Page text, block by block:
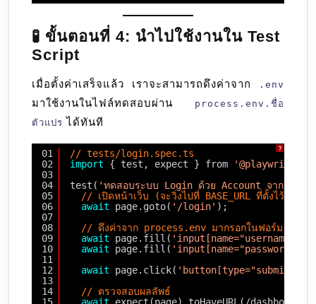
🧪 ขั้นตอนที่ 4: นำไปใช้งานใน Test
Script
เมื่อตั้งค่าเสร็จแล้ว เราจะสามารถดึงค่าจาก .env
มาใช้งานในไฟล์ทดสอบผ่าน
process.env.ชื่อ
ตัวแปร ได้ทันที
?
01
02
03
04
05
06
07
08
09
10
11
12
13
14
// tests/login.spec.ts
import
{ test, expect } from
'@playwright/
test( 'ทดสอบระบบ Login ด้วย Account จาก
// เปิดหน้าเว็บ (จะวิ่งไปที่ BASE_URL ที่ตั้งไว้ใน
await
page.goto( '/login' );
// ดึงค่าจาก process.env มากรอกในฟอร์ม
await
page.fill( 'input[name="username"]'
await
page.fill( 'input[name="password"]'
await
page.click( 'button[type="submit"]'
// ตรวจสอบผลลัพธ์